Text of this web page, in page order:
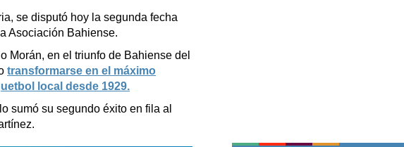
de urgencia
se disputó hoy la segunda fecha
Asociación Bahiense.
Morán, en el triunfo de Bahiense del
transformarse en el máximo
local desde 1929.
sumó su segundo éxito en fila al